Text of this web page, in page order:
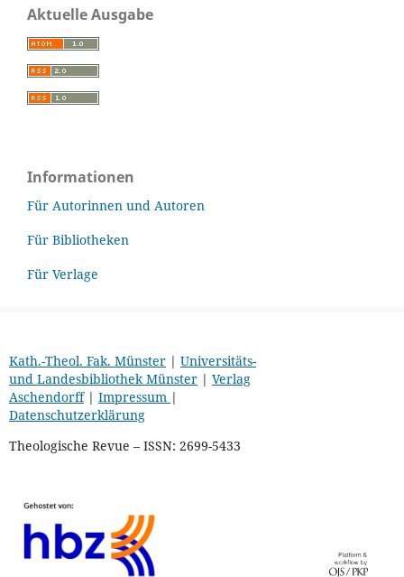
Aktuelle Ausgabe
Informationen
Für Autorinnen und Autoren
Für Bibliotheken
Für Verlage
Kath.-Theol. Fak. Münster| Universitäts-
und Landesbibliothek Münster| Verlag
Aschendorff| Impressum |
Datenschutzerklärung
Theologische Revue – ISSN: 2699-5433